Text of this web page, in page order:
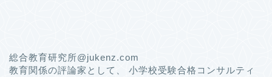
総合教育研究所@jukenz.com
教育関係の評論家として、 小学校受験合格コンサルティ